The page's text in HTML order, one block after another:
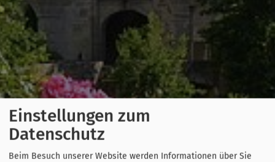
Einstellungen zum
Datenschutz
Beim Besuch unserer Website werden Informationen über Sie